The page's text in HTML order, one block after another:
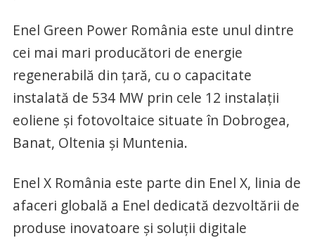
Enel Green Power România este unul dintre
cei mai mari producători de energie
regenerabilă din țară, cu o capacitate
instalată de 534 MW prin cele 12 instalații
eoliene și fotovoltaice situate în Dobrogea,
Banat, Oltenia și Muntenia.
Enel X România este parte din Enel X, linia de
afaceri globală a Enel dedicată dezvoltării de
produse inovatoare și soluții digitale